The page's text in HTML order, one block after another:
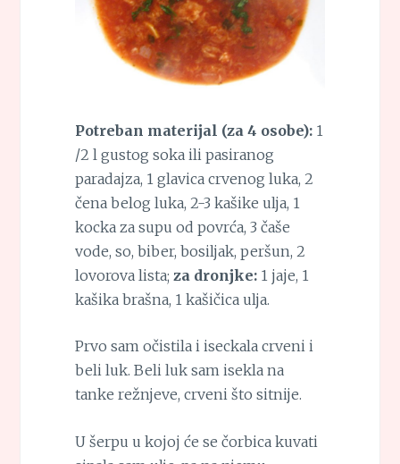
Potreban materijal (za 4 osobe):1
/2 l gustog soka ili pasiranog
paradajza, 1 glavica crvenog luka, 2
čena belog luka, 2-3 kašike ulja, 1
kocka za supu od povrća, 3 čaše
vode, so, biber, bosiljak, peršun, 2
lovorova lista; za dronjke:1 jaje, 1
kašika brašna, 1 kašičica ulja.
Prvo sam očistila i iseckala crveni i
beli luk. Beli luk sam isekla na
tanke režnjeve, crveni što sitnije.
U šerpu u kojoj će se čorbica kuvati